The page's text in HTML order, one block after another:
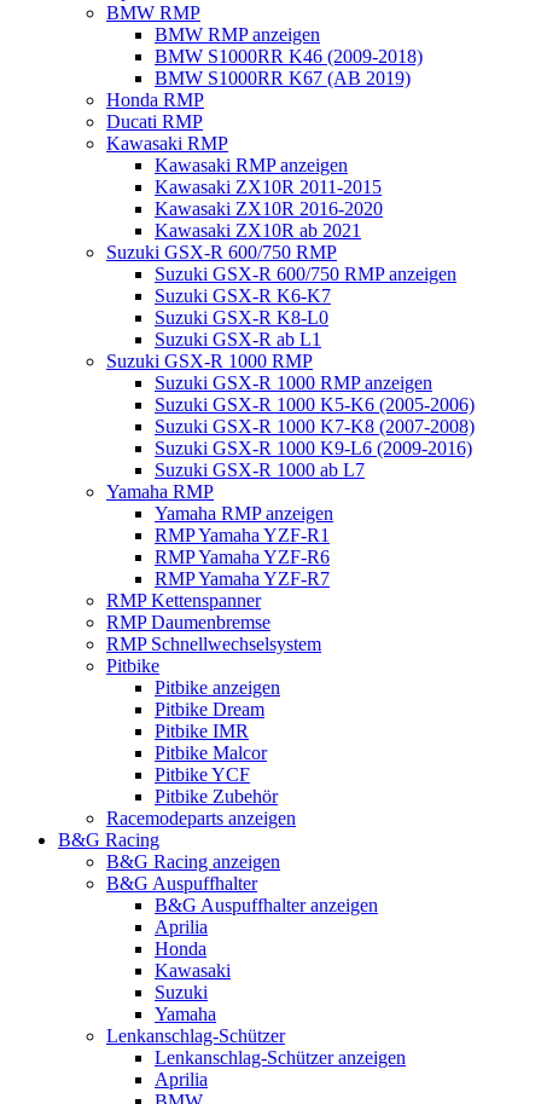
BMW RMP
BMW RMP anzeigen
BMW S1000RR K46 (2009-2018)
BMW S1000RR K67 (AB 2019)
Honda RMP
Ducati RMP
Kawasaki RMP
Kawasaki RMP anzeigen
Kawasaki ZX10R 2011-2015
Kawasaki ZX10R 2016-2020
Kawasaki ZX10R ab 2021
Suzuki GSX-R 600/750 RMP
Suzuki GSX-R 600/750 RMP anzeigen
Suzuki GSX-R K6-K7
Suzuki GSX-R K8-L0
Suzuki GSX-R ab L1
Suzuki GSX-R 1000 RMP
Suzuki GSX-R 1000 RMP anzeigen
Suzuki GSX-R 1000 K5-K6 (2005-2006)
Suzuki GSX-R 1000 K7-K8 (2007-2008)
Suzuki GSX-R 1000 K9-L6 (2009-2016)
Suzuki GSX-R 1000 ab L7
Yamaha RMP
Yamaha RMP anzeigen
RMP Yamaha YZF-R1
RMP Yamaha YZF-R6
RMP Yamaha YZF-R7
RMP Kettenspanner
RMP Daumenbremse
RMP Schnellwechselsystem
Pitbike
Pitbike anzeigen
Pitbike Dream
Pitbike IMR
Pitbike Malcor
Pitbike YCF
Pitbike Zubehör
Racemodeparts anzeigen
B&G Racing
B&G Racing anzeigen
B&G Auspuffhalter
B&G Auspuffhalter anzeigen
Aprilia
Honda
Kawasaki
Suzuki
Yamaha
Lenkanschlag-Schützer
Lenkanschlag-Schützer anzeigen
Aprilia